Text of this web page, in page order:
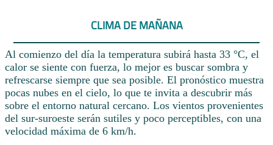
CLIMA DE MAÑANA
Al comienzo del día la temperatura subirá hasta 33 °C, el
calor se siente con fuerza, lo mejor es buscar sombra y
refrescarse siempre que sea posible. El pronóstico muestra
pocas nubes en el cielo, lo que te invita a descubrir más
sobre el entorno natural cercano. Los vientos provenientes
del sur-suroeste serán sutiles y poco perceptibles, con una
velocidad máxima de 6 km/h.